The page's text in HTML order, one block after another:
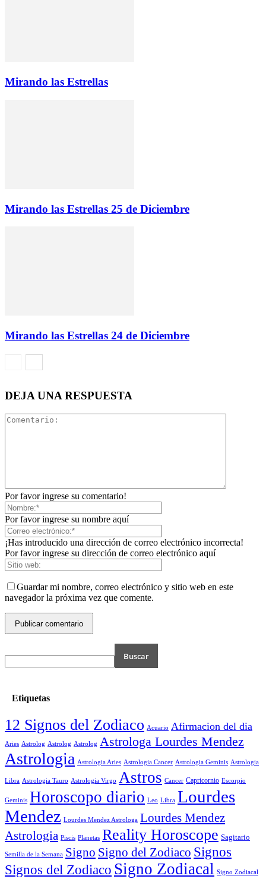
Mirando las Estrellas
Mirando las Estrellas 25 de Diciembre
Mirando las Estrellas 24 de Diciembre
DEJA UNA RESPUESTA
Por favor ingrese su comentario!
Por favor ingrese su nombre aquí
¡Has introducido una dirección de correo electrónico incorrecta!
Por favor ingrese su dirección de correo electrónico aquí
Guardar mi nombre, correo electrónico y sitio web en este
navegador la próxima vez que comente.
Etiquetas
12 Signos del Zodiaco Acuario Afirmacion del dia
Aries Astrolog Astrolog Astrolog Astrologa Lourdes Mendez
Astrologia Astrologia Aries Astrologia Cancer Astrologia Geminis Astrologia
Libra Astrologia Tauro Astrologia Virgo Astros Cancer Capricornio Escorpio
Geminis Horoscopo diario Leo Libra Lourdes
Mendez Lourdes Mendez Astrologa Lourdes Mendez
Astrologia Piscis Planetas Reality Horoscope Sagitario
Semilla de la Semana Signo Signo del Zodiaco Signos
Signos del Zodiaco Signo Zodiacal Signo Zodiacal